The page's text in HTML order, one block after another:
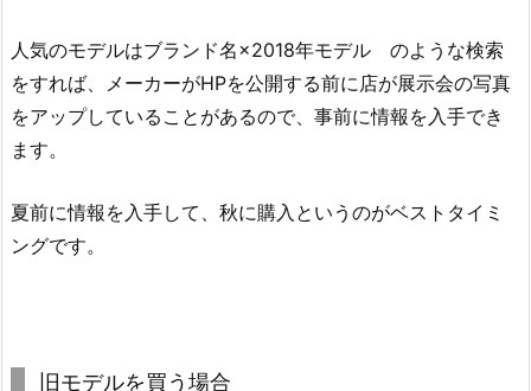
人気のモデルはブランド名×2018年モデル のような検索
をすれば、メーカーがHPを公開する前に店が展示会の写真
をアップしていることがあるので、事前に情報を入手でき
ます。
夏前に情報を入手して、秋に購入というのがベストタイミ
ングです。
旧モデルを買う場合